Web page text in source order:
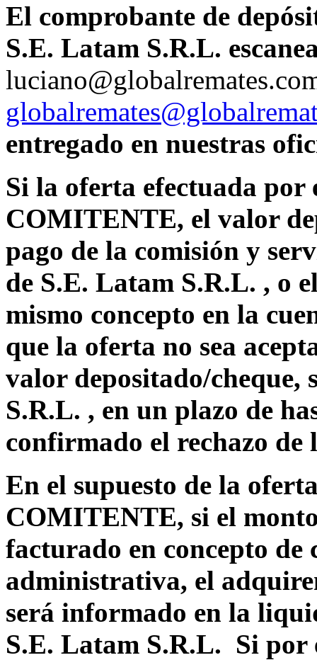
El comprobante de
S.E. Latam S.R.L.
entregado en nuestras
Si la oferta efectuada por
COMITENTE, el valor
pago de la comisión y
de S.E. Latam S.R.L. , o
mismo concepto en la
que la oferta no sea
valor depositado/cheque,
S.R.L. , en un plazo de
confirmado el rechazo de
En el supuesto de la
COMITENTE, si el
facturado en concepto
administrativa, el
será informado en la
S.E. Latam S.R.L. Si